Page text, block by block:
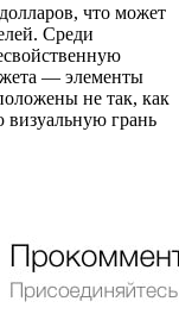
что может
Среди
— элементы
не так, как
визуальную грань